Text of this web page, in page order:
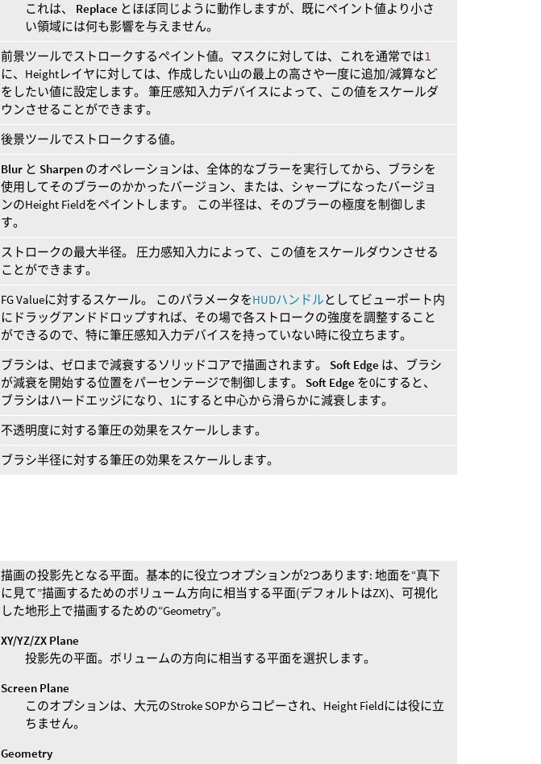
これは、 Replace とほぼ同じように動作しますが、既にペイント値より小さ
い領域には何も影響を与えません。
前景ツールでストロークするペイント値。マスクに対しては、これを通常では1
に、Heightレイヤに対しては、作成したい山の最上の高さや一度に追加/減算など
をしたい値に設定します。 筆圧感知入力デバイスによって、この値をスケールダ
ウンさせることができます。
後景ツールでストロークする値。
Blur と Sharpen のオペレーションは、全体的なブラーを実行してから、ブラシを
使用してそのブラーのかかったバージョン、または、シャープになったバージョ
ンのHeight Fieldをペイントします。 この半径は、そのブラーの極度を制御しま
す。
ストロークの最大半径。 圧力感知入力によって、この値をスケールダウンさせる
ことができます。
FG Valueに対するスケール。 このパラメータをHUDハンドルとしてビューポート内
にドラッグアンドドロップすれば、その場で各ストロークの強度を調整すること
ができるので、特に筆圧感知入力デバイスを持っていない時に役立ちます。
ブラシは、ゼロまで減衰するソリッドコアで描画されます。 Soft Edge は、ブラシ
が減衰を開始する位置をパーセンテージで制御します。 Soft Edge を0にすると、
ブラシはハードエッジになり、1にすると中心から滑らかに減衰します。
不透明度に対する筆圧の効果をスケールします。
ブラシ半径に対する筆圧の効果をスケールします。
描画の投影先となる平面。基本的に役立つオプションが2つあります: 地面を“真下
に見て”描画するためのボリューム方向に相当する平面(デフォルトはZX)、可視化
した地形上で描画するための“Geometry”。
XY/YZ/ZX Plane
投影先の平面。ボリュームの方向に相当する平面を選択します。
Screen Plane
このオプションは、大元のStroke SOPからコピーされ、Height Fieldには役に立
ちません。
Geometry